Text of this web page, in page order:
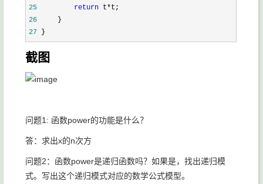
25
return t*
26
27 }
截图
问题1: 函数power的功能是什么？
答：求出x的n次方
问题2：函数power是递归函数吗？如果是，找出递归模
式。写出这个递归模式对应的数学公式模型。